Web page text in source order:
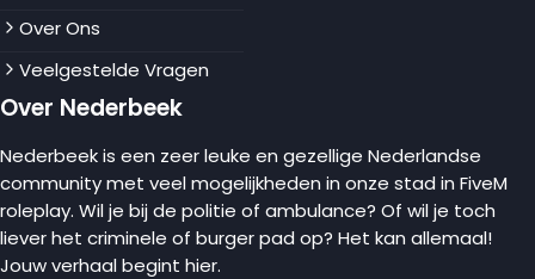
Over Ons
Veelgestelde Vragen
Over Nederbeek
Nederbeek is een zeer leuke en gezellige Nederlandse
community met veel mogelijkheden in onze stad in FiveM
roleplay. Wil je bij de politie of ambulance? Of wil je toch
liever het criminele of burger pad op? Het kan allemaal!
Jouw verhaal begint hier.